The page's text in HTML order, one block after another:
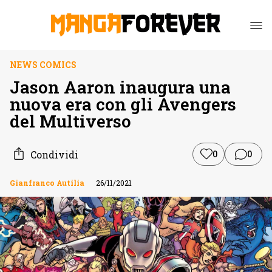
NEWS COMICS
Jason Aaron inaugura una
nuova era con gli Avengers
del Multiverso
Condividi 0 0
Gianfranco Autilia 26/11/2021